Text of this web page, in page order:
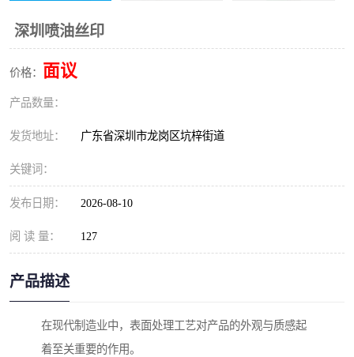
深圳喷油丝印
价格： 面议
产品数量：
发货地址： 广东省深圳市龙岗区坑梓街道
关键词：
发布日期： 2026-08-10
阅 读 量： 127
产品描述
在现代制造业中，表面处理工艺对产品的外观与质感起
着至关重要的作用。